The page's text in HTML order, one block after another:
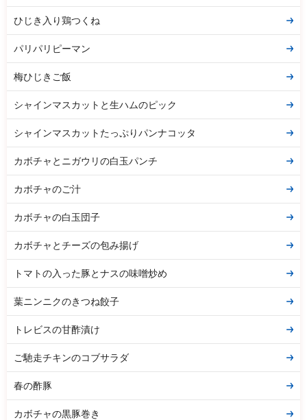
ひじき入り鶏つくね
パリパリピーマン
梅ひじきご飯
シャインマスカットと生ハムのピック
シャインマスカットたっぷりパンナコッタ
カボチャとニガウリの白玉パンチ
カボチャのご汁
カボチャの白玉団子
カボチャとチーズの包み揚げ
トマトの入った豚とナスの味噌炒め
葉ニンニクのきつね餃子
トレビスの甘酢漬け
ご馳走チキンのコブサラダ
春の酢豚
カボチャの黒豚巻き